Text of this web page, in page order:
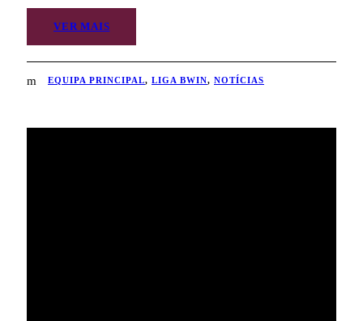
VER MAIS
EQUIPA PRINCIPAL, LIGA BWIN, NOTÍCIAS